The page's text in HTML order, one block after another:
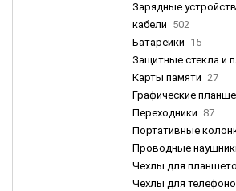
Зарядные
кабели 502
Батарейки 15
Защитные стекла и
Карты памяти 27
Графические
Переходники 87
Портативные
Проводные
Чехлы для
Чехлы для